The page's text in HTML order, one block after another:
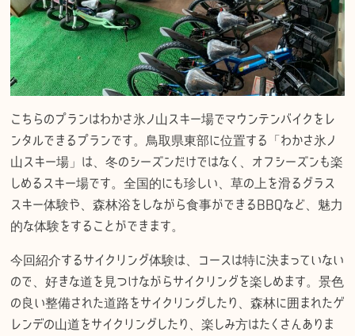
こちらのプランはわかさ氷ノ山スキー場でマウンテンバイクをレ
ンタルできるプランです。鳥取県東部に位置する「わかさ氷ノ
山スキー場」は、冬のシーズンだけではなく、オフシーズンも楽
しめるスキー場です。全国的にも珍しい、草の上を滑るグラス
スキー体験や、森林浴をしながら食事ができるBBQなど、魅力
的な体験をすることができます。
今回紹介するサイクリング体験は、コースは特に決まっていない
ので、好きな道を見つけながらサイクリングを楽しめます。景色
の良い整備された道路をサイクリングしたり、森林に囲まれたゲ
レンデの山道をサイクリングしたり、楽しみ方はたくさんありま